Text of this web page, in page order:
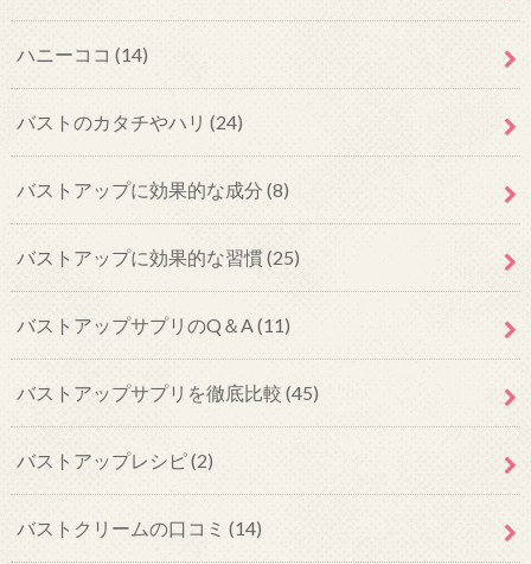
ハニーココ (14)
バストのカタチやハリ (24)
バストアップに効果的な成分 (8)
バストアップに効果的な習慣(25)
バストアップサプリのQ＆A(11)
バストアップサプリを徹底比較 (45)
バストアップレシピ(2)
バストクリームの口コミ (14)